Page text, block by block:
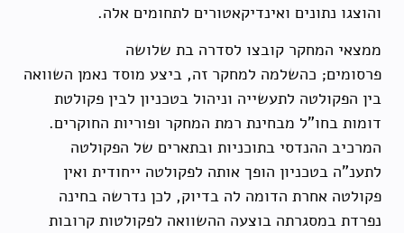
והוצגו נתונים ואינדיקאטורים לתחומים אלה.
ממצאי המחקר קובצו לסדרה בת שלושה
פרסומים; כהשלמה למחקר זה, ביצע מוסד נאמן השוואה
בין הפקולטה לתעשייה וניהול בטכניון לבין פקולטת
דומות בחו"ל מבחינת רמת המחקר ופוריות החוקרים.
המרכיב ההנדסי בתוכניות ובתארים של הפקולטה
לתענ"ה בטכניון הופך אותה לפקולטה ייחודית ואין
פקולטה אחרת הדומה לה בדיוק, לכן נדרשה בחינה
נפרדת במסגרתה בוצעה ההשוואה לפקולטות קרובות